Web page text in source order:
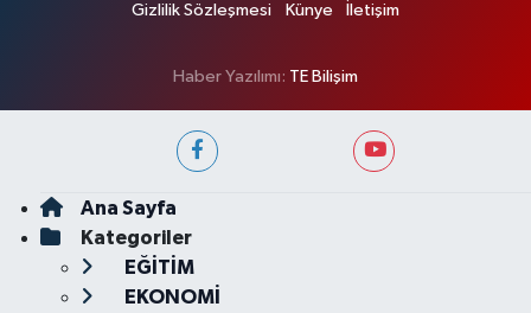
Gizlilik Sözleşmesi Künye İletişim
Haber Yazılımı: TE Bilişim
Ana Sayfa
Kategoriler
EĞİTİM
EKONOMİ